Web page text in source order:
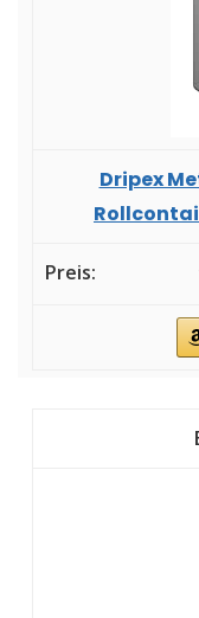
Dripex